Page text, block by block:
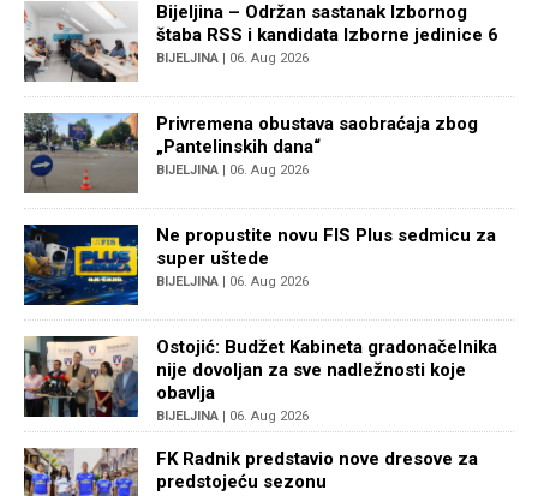
Bijeljina – Održan sastanak Izbornog
štaba RSS i kandidata Izborne jedinice 6
BIJELJINA | 06. Aug 2026
Privremena obustava saobraćaja zbog
„Pantelinskih dana“
BIJELJINA | 06. Aug 2026
Ne propustite novu FIS Plus sedmicu za
super uštede
BIJELJINA | 06. Aug 2026
Ostojić: Budžet Kabineta gradonačelnika
nije dovoljan za sve nadležnosti koje
obavlja
BIJELJINA | 06. Aug 2026
FK Radnik predstavio nove dresove za
predstojeću sezonu